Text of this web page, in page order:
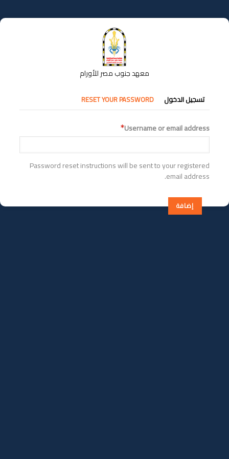
إلى
المحتوى
معهد جنوب مصر للأورام
التبويبات
الأساسية
تسجيل الدخول RESET YOUR PASSWORD
Username or email address
Password reset instructions will be sent to your registered
email address.